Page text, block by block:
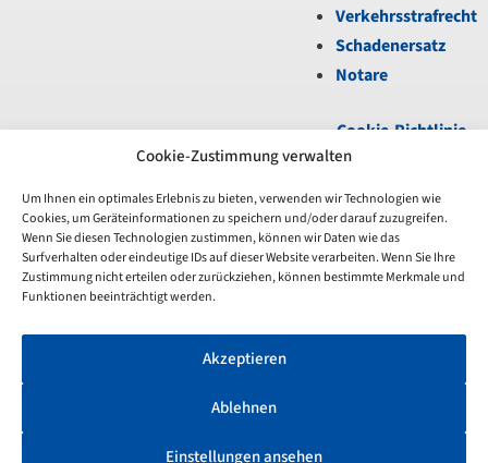
Cookie-Zustimmung verwalten
Um Ihnen ein optimales Erlebnis zu bieten, verwenden wir Technologien wie
Cookies, um Geräteinformationen zu speichern und/oder darauf zuzugreifen.
Wenn Sie diesen Technologien zustimmen, können wir Daten wie das
Surfverhalten oder eindeutige IDs auf dieser Website verarbeiten. Wenn Sie Ihre
Zustimmung nicht erteilen oder zurückziehen, können bestimmte Merkmale und
Funktionen beeinträchtigt werden.
Akzeptieren
Ablehnen
Einstellungen ansehen
Unfortunately,
the
day
period
Verkehrsstrafrecht
Schadenersatz
Notare
Cookie-Richtlinie
(EU)